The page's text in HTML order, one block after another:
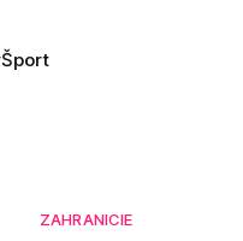
Šport
ZAHRANICIE